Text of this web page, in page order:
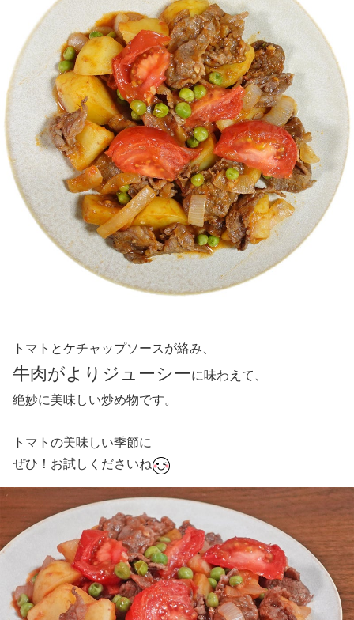
トマトとケチャップソースが絡み、
牛肉がよりジューシーに味わえて、
絶妙に美味しい炒め物です。
トマトの美味しい季節に
ぜひ！お試しくださいね